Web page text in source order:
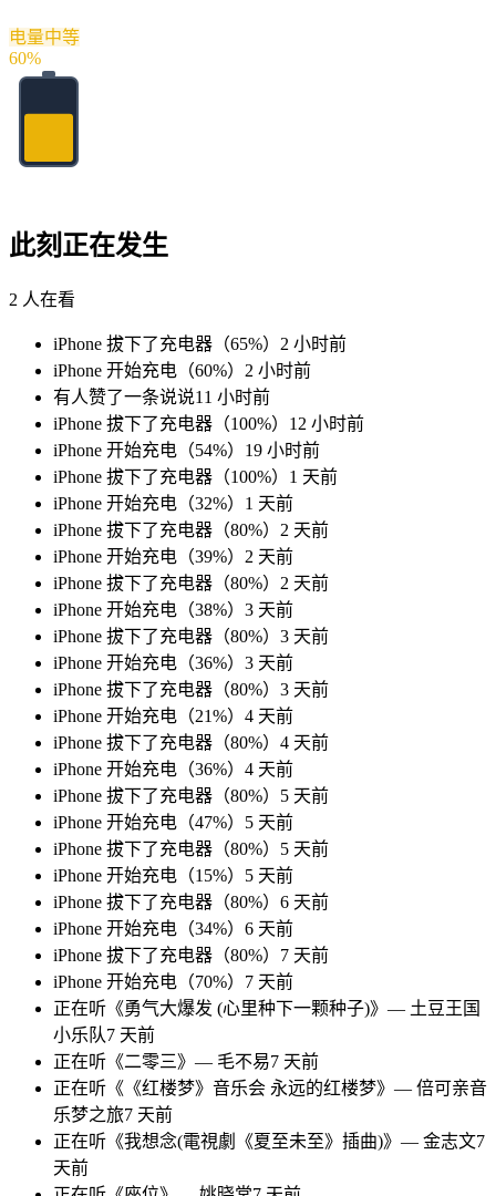
电量中等
60%
此刻正在发生
2 人在看
iPhone 拔下了充电器（65%） 2 小时前
iPhone 开始充电（60%） 2 小时前
有人赞了一条说说11 小时前
iPhone 拔下了充电器（100%） 12 小时前
iPhone 开始充电（54%） 19 小时前
iPhone 拔下了充电器（100%） 1 天前
iPhone 开始充电（32%） 1 天前
iPhone 拔下了充电器（80%） 2 天前
iPhone 开始充电（39%） 2 天前
iPhone 拔下了充电器（80%） 2 天前
iPhone 开始充电（38%） 3 天前
iPhone 拔下了充电器（80%） 3 天前
iPhone 开始充电（36%） 3 天前
iPhone 拔下了充电器（80%） 3 天前
iPhone 开始充电（21%） 4 天前
iPhone 拔下了充电器（80%） 4 天前
iPhone 开始充电（36%） 4 天前
iPhone 拔下了充电器（80%） 5 天前
iPhone 开始充电（47%） 5 天前
iPhone 拔下了充电器（80%） 5 天前
iPhone 开始充电（15%） 5 天前
iPhone 拔下了充电器（80%） 6 天前
iPhone 开始充电（34%） 6 天前
iPhone 拔下了充电器（80%） 7 天前
iPhone 开始充电（70%） 7 天前
正在听《勇气大爆发 (心里种下一颗种子)》— 土豆王国
小乐队7 天前
正在听《二零三》— 毛不易7 天前
正在听《《红楼梦》音乐会 永远的红楼梦》— 倍可亲音
乐梦之旅7 天前
正在听《我想念(電視劇《夏至未至》插曲)》— 金志文7
天前